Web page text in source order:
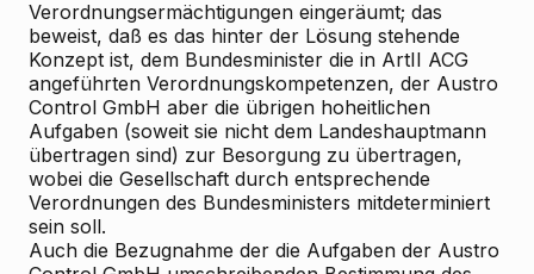
Verordnungsermächtigungen eingeräumt; das
beweist, daß es das hinter der Lösung stehende
Konzept ist, dem Bundesminister die in ArtII ACG
angeführten Verordnungskompetenzen, der Austro
Control GmbH aber die übrigen hoheitlichen
Aufgaben (soweit sie nicht dem Landeshauptmann
übertragen sind) zur Besorgung zu übertragen,
wobei die Gesellschaft durch entsprechende
Verordnungen des Bundesministers mitdeterminiert
sein soll.
Auch die Bezugnahme der die Aufgaben der Austro